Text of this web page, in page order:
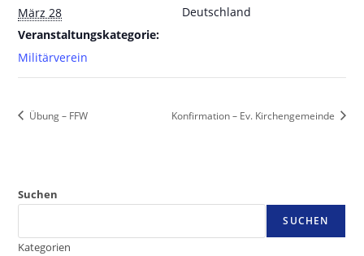
März 28
Veranstaltungskategorie:
Militärverein
Deutschland
Übung – FFW Konfirmation – Ev. Kirchengemeinde
Suchen
SUCHEN
Kategorien